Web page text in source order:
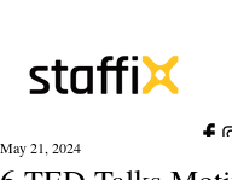
May 21, 2024